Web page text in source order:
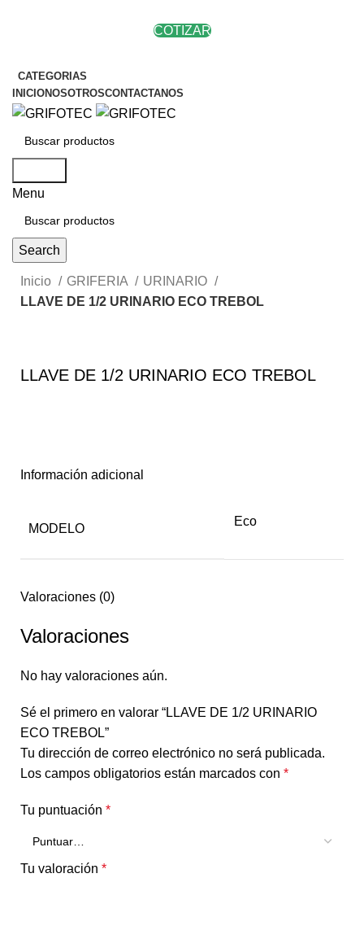
COTIZAR
CATEGORIAS
INICIONOSOTROSCONTACTANOS
Menu
Search
Inicio GRIFERIA
URINARIO
LLAVE DE 1/2 URINARIO ECO TREBOL
LLAVE DE 1/2 URINARIO ECO TREBOL
Información adicional
MODELO
Eco
Valoraciones (0)
Valoraciones
No hay valoraciones aún.
Sé el primero en valorar “LLAVE DE 1/2 URINARIO
ECO TREBOL”
Tu dirección de correo electrónico no será publicada.
Los campos obligatorios están marcados con *
Tu puntuación *
Tu valoración *